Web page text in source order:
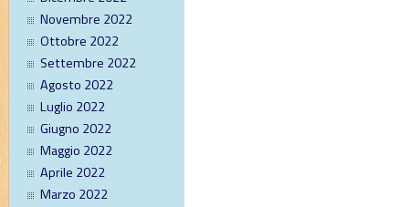
Novembre 2022
Ottobre 2022
Settembre 2022
Agosto 2022
Luglio 2022
Giugno 2022
Maggio 2022
Aprile 2022
Marzo 2022